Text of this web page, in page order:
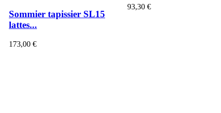
Sommier tapissier SL15
lattes...
173,00 €
93,30 €